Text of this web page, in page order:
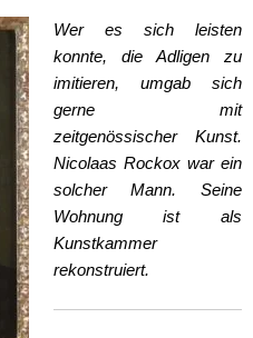
Wer es sich leisten
konnte, die Adligen zu
imitieren, umgab sich
gerne mit
zeitgenössischer Kunst.
Nicolaas Rockox war ein
solcher Mann. Seine
Wohnung ist als
Kunstkammer
rekonstruiert.